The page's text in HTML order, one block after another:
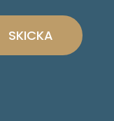
SKICKA